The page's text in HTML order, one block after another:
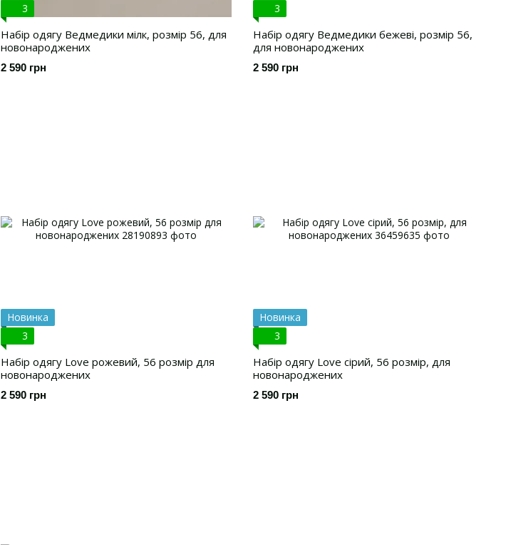
3
Набір одягу Ведмедики мілк, розмір 56, для
новонароджених
2 590 грн
3
Набір одягу Ведмедики бежеві, розмір 56,
для новонароджених
2 590 грн
Новинка
3
Набір одягу Love рожевий, 56 розмір для
новонароджених
2 590 грн
Новинка
3
Набір одягу Love сірий, 56 розмір, для
новонароджених
2 590 грн